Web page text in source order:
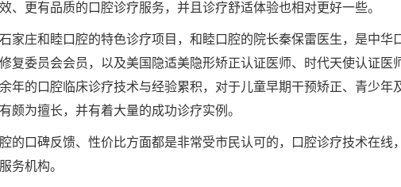
、更有品质的口腔诊疗服务，并且诊疗舒适体验也相对更好一些。
家庄和睦口腔的特色诊疗项目，和睦口腔的院长秦保雷医生，是中华
复委员会会员，以及美国隐适美隐形矫正认证医师、时代天使认证医
年的口腔临床诊疗技术与经验累积，对于儿童早期干预矫正、青少年
颇为擅长，并有着大量的成功诊疗实例。
的口碑反馈、性价比方面都是非常受市民认可的，口腔诊疗技术在线
务机构。